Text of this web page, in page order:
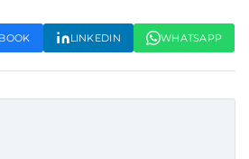
LINKEDIN WHATSAPP